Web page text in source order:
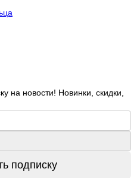
на новости! Новинки, скидки,
подписку